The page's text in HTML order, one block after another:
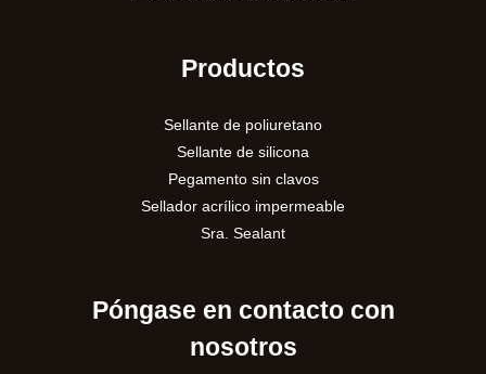
Productos
Sellante de poliuretano
Sellante de silicona
Pegamento sin clavos
Sellador acrílico impermeable
Sra. Sealant
Póngase en contacto con
nosotros